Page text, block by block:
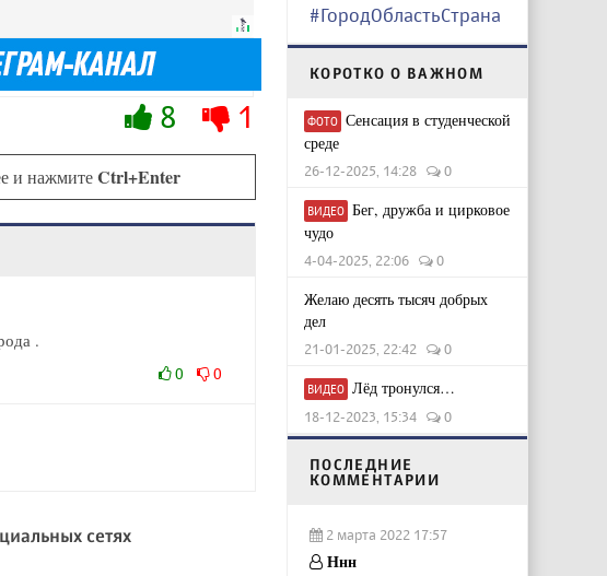
8 1
и нажмитеCtrl+Enter
.
0 0
сетях
#ГородОбластьСтрана
КОРОТКО О ВАЖНОМ
ФОТО Сенсация в студенческой
среде
26-12-2025, 14:28 0
ВИДЕО Бег, дружба и цирковое
чудо
4-04-2025, 22:06 0
Желаю десять тысяч добрых
дел
21-01-2025, 22:42 0
ВИДЕО Лёд тронулся…
18-12-2023, 15:34 0
ПОСЛЕДНИЕ
КОММЕНТАРИИ
2 марта 2022 17:57
Ннн